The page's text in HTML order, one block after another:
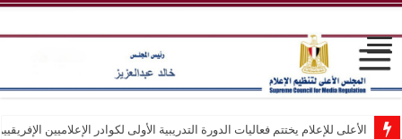
الأعلى للإعلام يختتم فعاليات الدورة التدريبية الأولى لكوادر الإعلاميين